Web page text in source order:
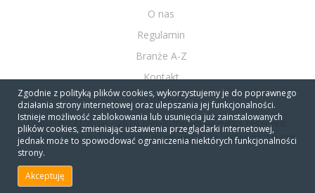
Zgodnie z polityką plików cookies, wykorzystujemy je do poprawnego
działania strony internetowej oraz ulepszania jej funkcjonalności.
Istnieje możliwość zablokowania lub usunięcia już zainstalowanych
plików cookies, zmieniając ustawienia przeglądarki internetowej,
jednak może to spowodować ograniczenia niektórych funkcjonalności
strony.
Akceptuję
O nas
Regulamin
Branże A-Z
Kontakt
Firmy A-Z
Copyright © 2010 - 2020 NeoBiznes.pl All rights reserved.
10 lecie katalogu NeoBiznes dziękujemy, że jesteście z nami!